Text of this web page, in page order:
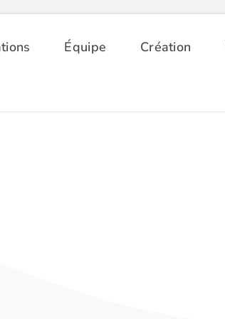
Équipe Création